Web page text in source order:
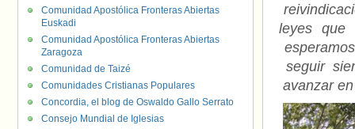
leyes que
seguir
avanzar
Comunidad Apostólica Fronteras Abiertas
Euskadi
Comunidad Apostólica Fronteras Abiertas
Zaragoza
Comunidad de Taizé
Comunidades Cristianas Populares
Concordia, el blog de Oswaldo Gallo Serrato
Consejo Mundial de Iglesias